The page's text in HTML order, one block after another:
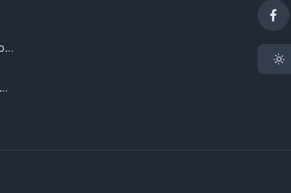
Volné pracovní místo - Prodejce na prodejně
skladových procesů